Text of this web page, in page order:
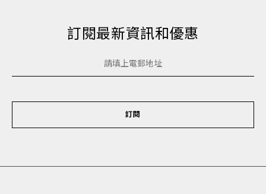
訂閱最新資訊和優惠
訂閱